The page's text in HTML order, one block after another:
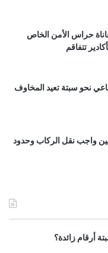
حراس الأمن الخاص
تتفاقم
نحو سبتة تعيد المخاوف
واجب نقل الركاب وحدود
أرقام زائدة؟